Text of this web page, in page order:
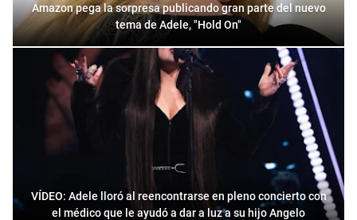
Amazon pega la sorpresa publicando gran parte del nuevo
tema de Adele, "Hold On"
VÍDEO: Adele lloró al reencontrarse en pleno concierto con
el médico que le ayudó a dar a luz a su hijo Angelo